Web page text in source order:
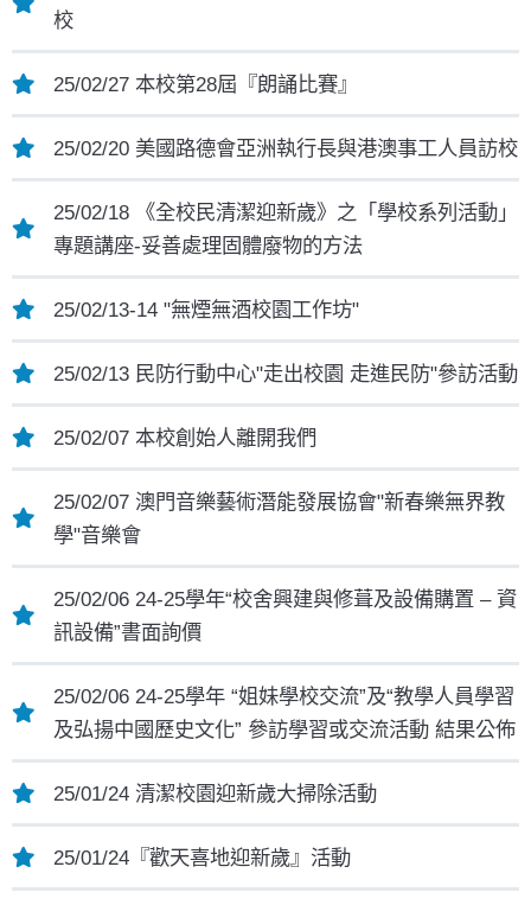
校
25/02/27 本校第28屆『朗誦比賽』
25/02/20 美國路德會亞洲執行長與港澳事工人員訪校
25/02/18 《全校民清潔迎新歲》之「學校系列活動」
專題講座-妥善處理固體廢物的方法
25/02/13-14 "無煙無酒校園工作坊"
25/02/13 民防行動中心"走出校園 走進民防"參訪活動
25/02/07 本校創始人離開我們
25/02/07 澳門音樂藝術潛能發展協會"新春樂無界教
學"音樂會
25/02/06 24-25學年“校舍興建與修葺及設備購置 – 資
訊設備”書面詢價
25/02/06 24-25學年 “姐妹學校交流”及“教學人員學習
及弘揚中國歷史文化” 參訪學習或交流活動 結果公佈
25/01/24 清潔校園迎新歲大掃除活動
25/01/24『歡天喜地迎新歲』活動